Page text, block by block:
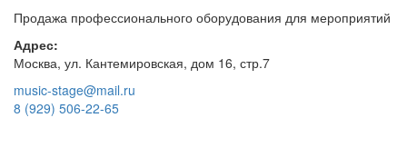
Продажа профессионального оборудования для мероприятий
Адрес:
Москва, ул. Кантемировская, дом 16, стр.7
music-stage@mail.ru
8 (929) 506-22-65